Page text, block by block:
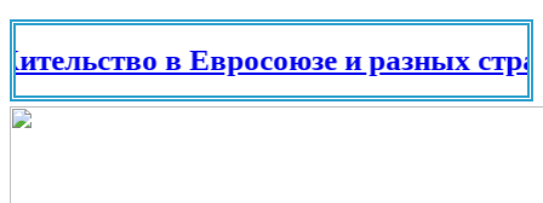
в Евросоюзе и разных странах